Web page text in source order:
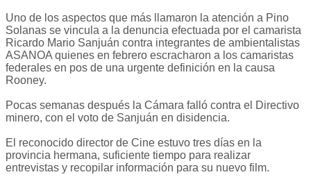
Uno de los aspectos que más llamaron la atención a Pino
Solanas se vincula a la denuncia efectuada por el camarista
Ricardo Mario Sanjuán contra integrantes de ambientalistas
ASANOA quienes en febrero escracharon a los camaristas
federales en pos de una urgente definición en la causa
Rooney.
Pocas semanas después la Cámara falló contra el Directivo
minero, con el voto de Sanjuán en disidencia.
El reconocido director de Cine estuvo tres días en la
provincia hermana, suficiente tiempo para realizar
entrevistas y recopilar información para su nuevo film.